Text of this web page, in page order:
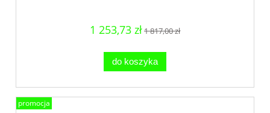
1 253,73 zł1 817,00 zł
do koszyka
promocja